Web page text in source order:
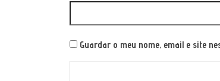
Guardar o meu nome, email e site